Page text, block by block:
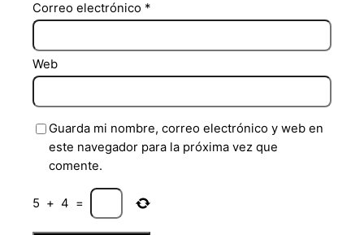
Correo electrónico *
Web
Guarda mi nombre, correo electrónico y web en
este navegador para la próxima vez que
comente.
5 + 4 =